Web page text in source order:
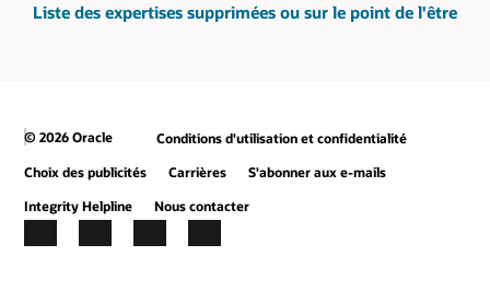
Liste des expertises supprimées ou sur le point de l'être
© 2026 Oracle
Conditions d'utilisation et confidentialité
Choix des publicités
Carrières
S'abonner aux e-mails
Integrity Helpline
Nous contacter
Facebook
X LinkedInYouTube